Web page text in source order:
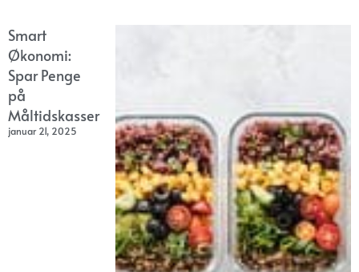
Smart
Økonomi:
Spar Penge
på
Måltidskasser
januar 21, 2025